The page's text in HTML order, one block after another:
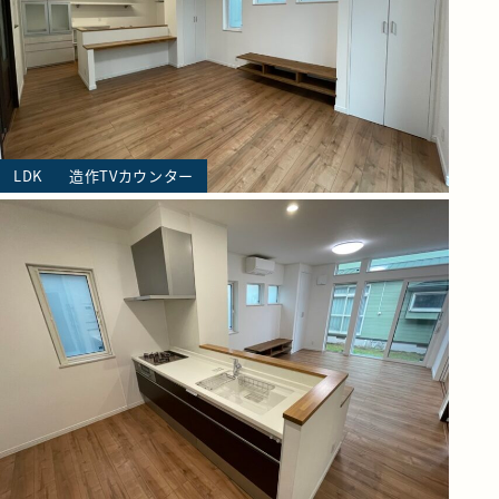
LDK 造作TVカウンター